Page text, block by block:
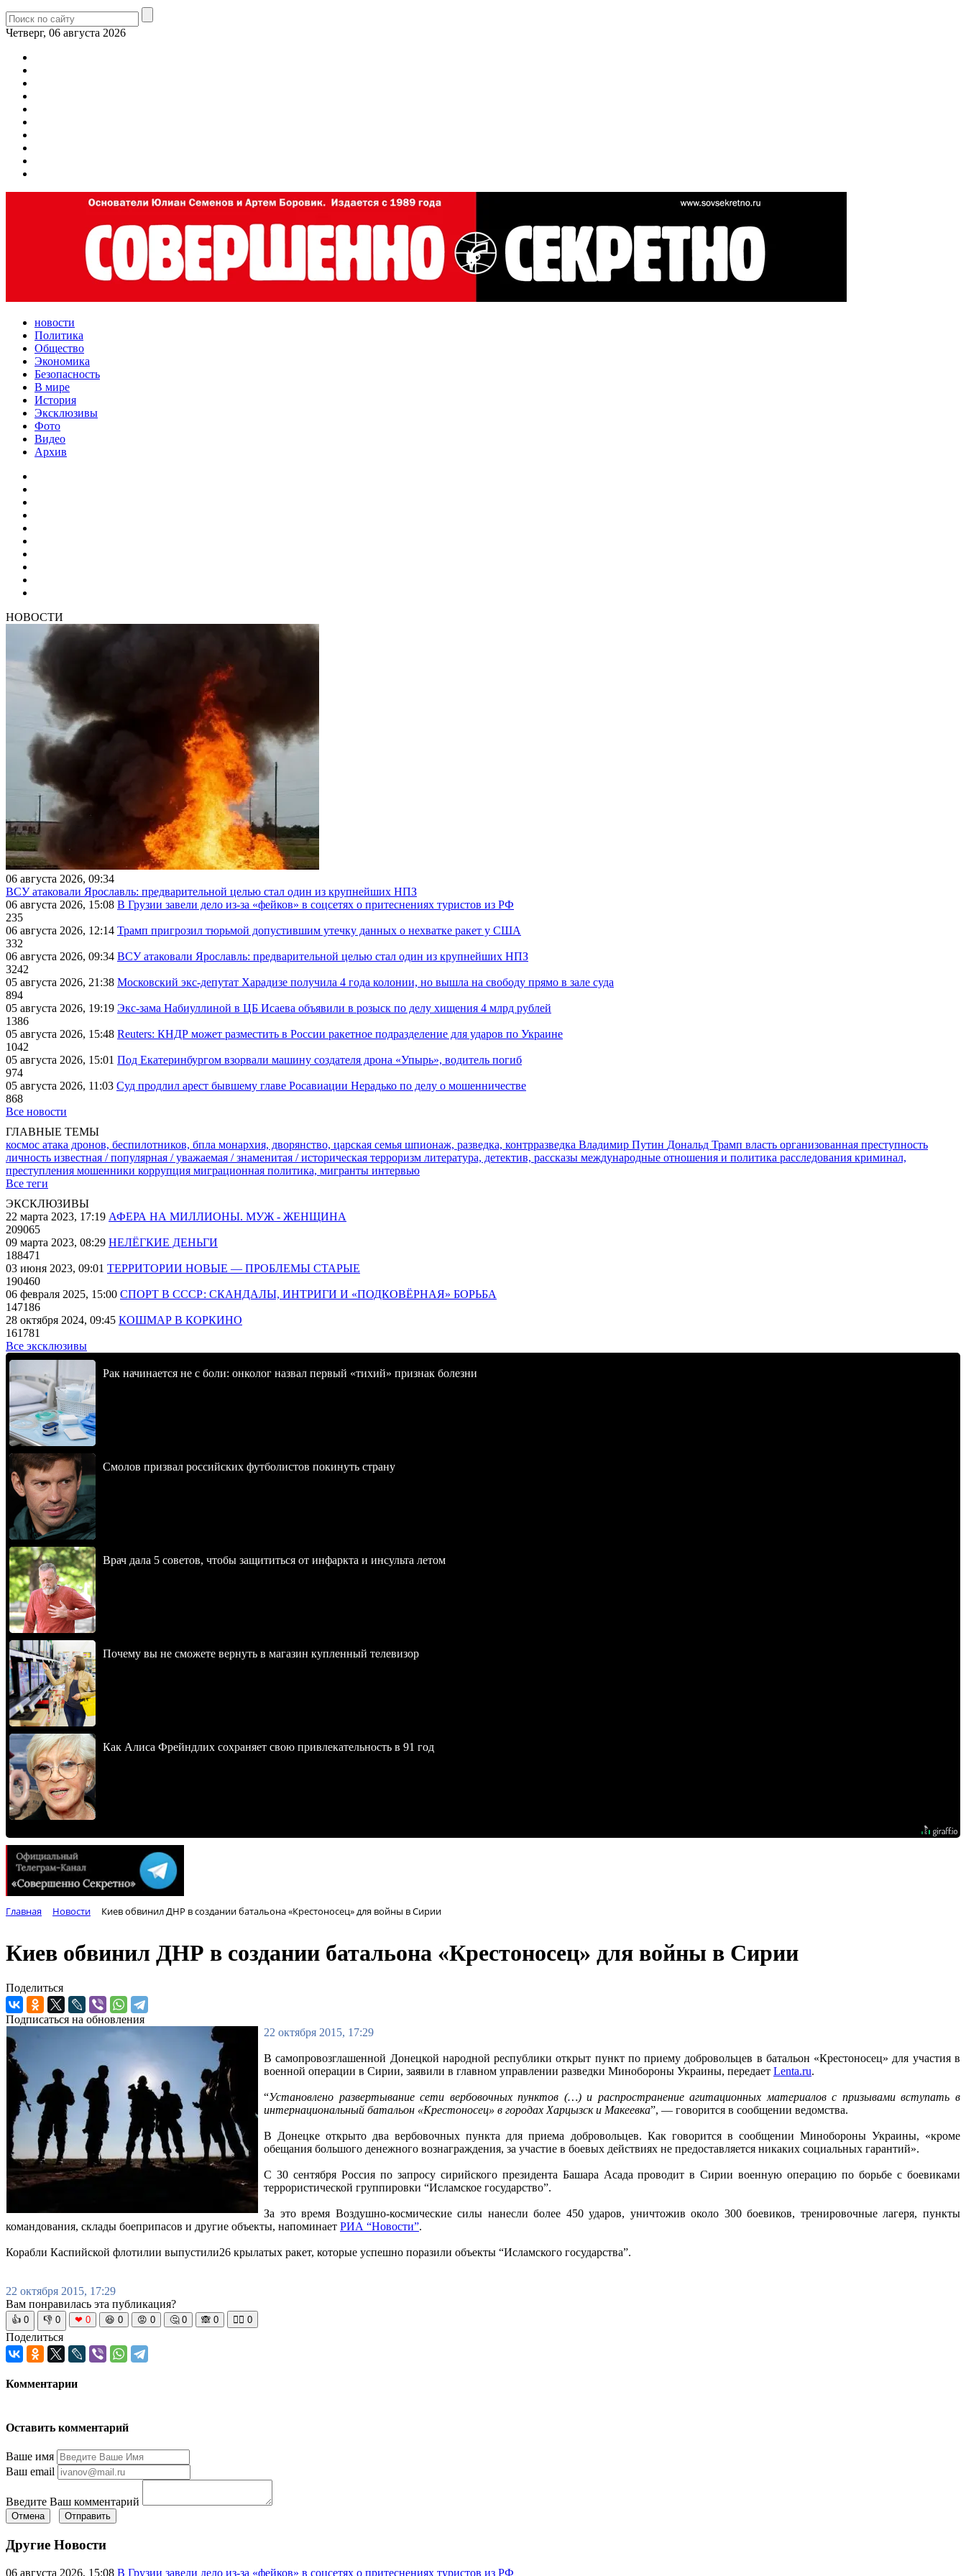
Четверг, 06 августа 2026
новости
Политика
Общество
Экономика
Безопасность
В мире
История
Эксклюзивы
Фото
Видео
Архив
НОВОСТИ
06 августа 2026, 09:34
ВСУ атаковали Ярославль: предварительной целью стал один из крупнейших НПЗ
06 августа 2026, 15:08 В Грузии завели дело из-за «фейков» в соцсетях о притеснениях туристов из РФ
235
06 августа 2026, 12:14 Трамп пригрозил тюрьмой допустившим утечку данных о нехватке ракет у США
332
06 августа 2026, 09:34 ВСУ атаковали Ярославль: предварительной целью стал один из крупнейших НПЗ
3242
05 августа 2026, 21:38 Московский экс-депутат Харадизе получила 4 года колонии, но вышла на свободу прямо в зале суда
894
05 августа 2026, 19:19 Экс-зама Набиуллиной в ЦБ Исаева объявили в розыск по делу хищения 4 млрд рублей
1386
05 августа 2026, 15:48 Reuters: КНДР может разместить в России ракетное подразделение для ударов по Украине
1042
05 августа 2026, 15:01 Под Екатеринбургом взорвали машину создателя дрона «Упырь», водитель погиб
974
05 августа 2026, 11:03 Суд продлил арест бывшему главе Росавиации Нерадько по делу о мошенничестве
868
Все новости
ГЛАВНЫЕ ТЕМЫ
космос атака дронов, беспилотников, бпла монархия, дворянство, царская семья шпионаж, разведка, контрразведка Владимир Путин Дональд Трамп власть организованная преступность
личность известная / популярная / уважаемая / знаменитая / историческая терроризм литература, детектив, рассказы международные отношения и политика расследования криминал,
преступления мошенники коррупция миграционная политика, мигранты интервью
Все теги
ЭКСКЛЮЗИВЫ
22 марта 2023, 17:19 АФЕРА НА МИЛЛИОНЫ. МУЖ - ЖЕНЩИНА
209065
09 марта 2023, 08:29 НЕЛЁГКИЕ ДЕНЬГИ
188471
03 июня 2023, 09:01 ТЕРРИТОРИИ НОВЫЕ — ПРОБЛЕМЫ СТАРЫЕ
190460
06 февраля 2025, 15:00 СПОРТ В СССР: СКАНДАЛЫ, ИНТРИГИ И «ПОДКОВЁРНАЯ» БОРЬБА
147186
28 октября 2024, 09:45 КОШМАР В КОРКИНО
161781
Все эксклюзивы
Рак начинается не с боли: онколог назвал первый «тихий» признак болезни
Смолов призвал российских футболистов покинуть страну
Врач дала 5 советов, чтобы защититься от инфаркта и инсульта летом
Почему вы не сможете вернуть в магазин купленный телевизор
Как Алиса Фрейндлих сохраняет свою привлекательность в 91 год
Главная Новости Киев обвинил ДНР в создании батальона «Крестоносец» для войны в Сирии
Киев обвинил ДНР в создании батальона «Крестоносец» для войны в Сирии
Поделиться
Подписаться на обновления
22 октября 2015, 17:29
В самопровозглашенной Донецкой народной республики открыт пункт по приему добровольцев в батальон «Крестоносец» для участия в
военной операции в Сирии, заявили в главном управлении разведки Минобороны Украины, передает Lenta.ru.
“Установлено развертывание сети вербовочных пунктов (…) и распространение агитационных материалов с призывами вступать в
интернациональный батальон «Крестоносец» в городах Харцызск и Макеевка”, — говорится в сообщении ведомства.
В Донецке открыто два вербовочных пункта для приема добровольцев. Как говорится в сообщении Минобороны Украины, «кроме
обещания большого денежного вознаграждения, за участие в боевых действиях не предоставляется никаких социальных гарантий».
С 30 сентября Россия по запросу сирийского президента Башара Асада проводит в Сирии военную операцию по борьбе с боевиками
террористической группировки “Исламское государство”.
За это время Воздушно-космические силы нанесли более 450 ударов, уничтожив около 300 боевиков, тренировочные лагеря, пункты
командования, склады боеприпасов и другие объекты, напоминает РИА “Новости”.
Корабли Каспийской флотилии выпустили26 крылатых ракет, которые успешно поразили объекты “Исламского государства”.
22 октября 2015, 17:29
Вам понравилась эта публикация?
👍 0 👎 0 ❤ 0 😆 0 😡 0 🤔 0 🙈 0 🧘‍♀️ 0
Поделиться
Комментарии
Оставить комментарий
Ваше имя
Ваш email
Введите Ваш комментарий
Отмена Отправить
Другие Новости
06 августа 2026, 15:08 В Грузии завели дело из-за «фейков» в соцсетях о притеснениях туристов из РФ